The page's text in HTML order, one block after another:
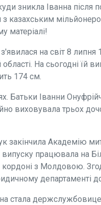
зникла Іванна після
з казахським
матеріалі!
на світ 8 липня
На сьогодні їй
174 см.
Батьки Іванни
виховувала трьох
закінчила Академію
працювала на
з Молдовою.
департаменті
стала